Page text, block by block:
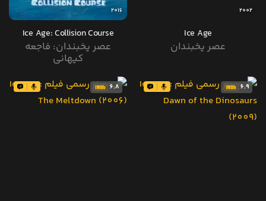
2002
Ice Age
عصر یخبندان
2016
Ice Age: Collision Course
عصر یخبندان: فاجعه
کیهانی
6.9
6.8